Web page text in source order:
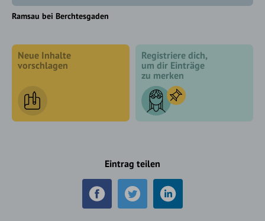
Ramsau bei Berchtesgaden
Neue Inhalte
vorschlagen
Registriere dich,
um dir Einträge
zu merken
Eintrag teilen